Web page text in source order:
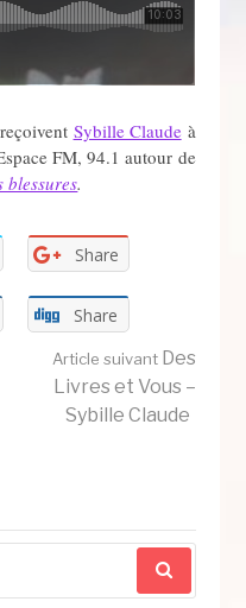
Sybille Claudeà
FM, 94.1 autour de
blessures.
Share
Share
Article suivantDes
Livres et Vous –
Sybille Claude